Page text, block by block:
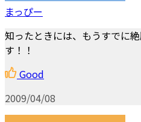
まっぴー
知ったときには、もうすでに
す！！
Good
2009/04/08